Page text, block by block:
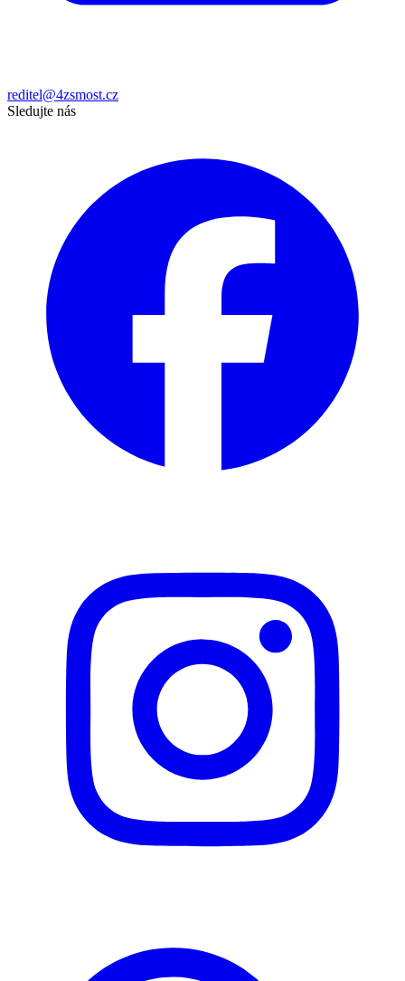
reditel@4zsmost.cz
Sledujte nás